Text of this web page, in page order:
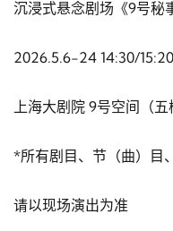
沉浸式悬念剧场《9号秘
2026.5.6-24 14:30/
上海大剧院 9号空间（五
*所有剧目、节（曲）目
请以现场演出为准